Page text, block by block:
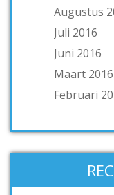
Augustus
Juli 2016
Juni 2016
Maart 2016
Februari